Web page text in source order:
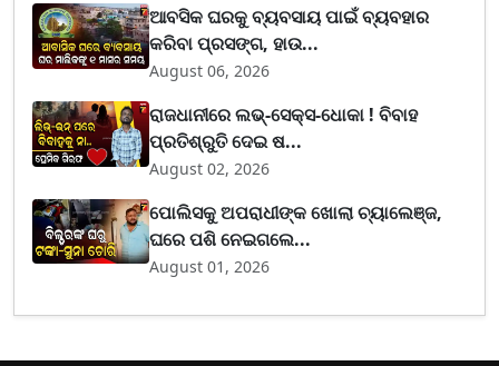
ଆବସିକ ଘରକୁ ବ୍ୟବସାୟ ପାଇଁ ବ୍ୟବହାର
କରିବା ପ୍ରସଙ୍ଗ, ହାଉ...
August 06, 2026
ରାଜଧାନୀରେ ଲଭ୍-ସେକ୍ସ-ଧୋକା ! ବିବାହ
ପ୍ରତିଶ୍ରୁତି ଦେଇ ଷ...
August 02, 2026
ପୋଲିସକୁ ଅପରାଧୀଙ୍କ ଖୋଲା ଚ୍ୟାଲେଞ୍ଜ,
ଘରେ ପଶି ନେଇଗଲେ...
August 01, 2026